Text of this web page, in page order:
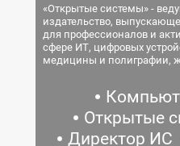
«Открытые системы» -
издательство,
для профессионалов и
сфере ИТ, цифровых
медицины и полиграфии,
Открытые
Директор ИС